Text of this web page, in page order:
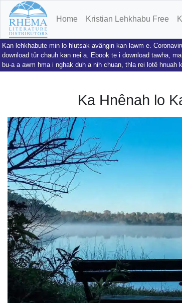
Home Kristian Lehkhabu Free
Kan lehkhabute min lo hlutsak avângin kan lawm e.
download tûr chauh kan nei a. Ebook te i download tawha,
bu-a a awm hma i nghak duh a nih chuan, thla rei lotê hnuah
Ka Hnênah lo